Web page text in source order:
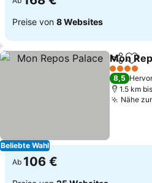
Preise von 8 Websites
Beliebte Wahl
TeilenZu
Mon
4 Sterne
8,5
1.5 km
Nähe
Ab 106 €